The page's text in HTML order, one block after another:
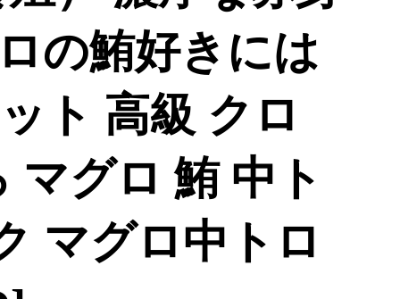
の鮪好きには
ト 高級 クロ
マグロ 鮪 中ト
マグロ中トロ